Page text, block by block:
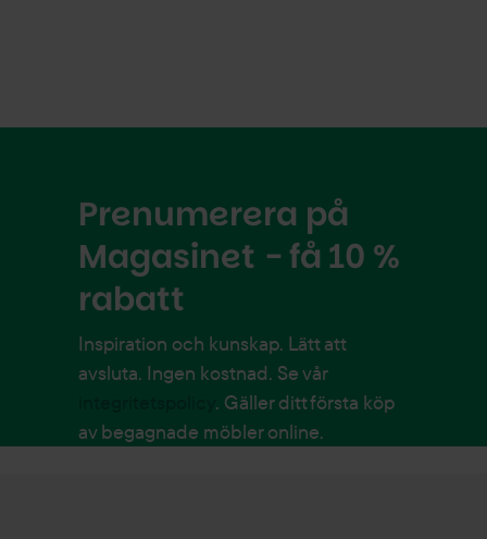
Prenumerera på
Magasinet - få 10 %
rabatt
Inspiration och kunskap. Lätt att
avsluta. Ingen kostnad. Se vår
. Gäller ditt första köp
av begagnade möbler online.